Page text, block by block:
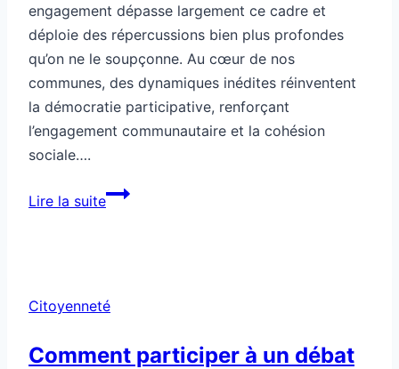
engagement dépasse largement ce cadre et
déploie des répercussions bien plus profondes
qu’on ne le soupçonne. Au cœur de nos
communes, des dynamiques inédites réinventent
la démocratie participative, renforçant
l’engagement communautaire et la cohésion
sociale….
Lire la suiteCitoyenneté
Citoyenneté
Comment participer à un débat